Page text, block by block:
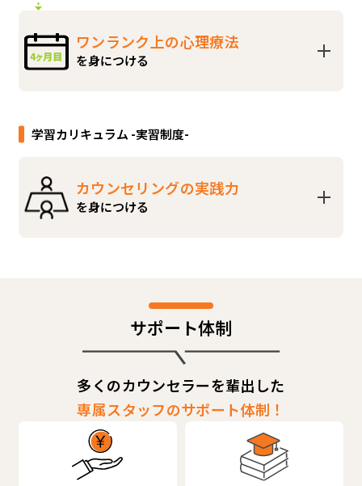
ワンランク上の心理療法
を身につける
学習カリキュラム -実習制度-
カウンセリングの実践力
を身につける
サポート体制
多くのカウンセラーを輩出した
専属スタッフのサポート体制！